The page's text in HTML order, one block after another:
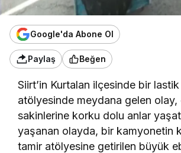
Google'da Abone Ol
Paylaş Beğen
Siirt’in Kurtalan ilçesinde bir
atölyesinde meydana gelen olay,
sakinlerine korku dolu anlar
yaşanan olayda, bir kamyonetin
tamir atölyesine getirilen büyük